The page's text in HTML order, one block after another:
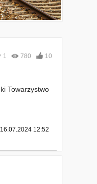
1 780 10
Towarzystwo
12:52